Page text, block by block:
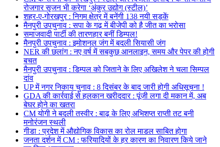
रोजगार सृजन भी करेगा ‘अंकुर उद्योग (स्टील)’
शहर-ए-गोरखपुर : निगम क्षेत्र में बनेंगी 138 नयी सड़कें
मैनपुरी उपचुनाव : सपा के गढ़ में बीजेपी को है जीत का भरोसा
समाजवादी पार्टी की तारणहार बनीं डिम्पल!
मैनपुरी उपचुनाव : इमोशनल जंग में बदली सियासी जंग
NER की छलांग : नए वर्ष में सबकुछ आनलाइन, समय और पेपर की होगी
बचत
मैनपुरी उपचुनाव : डिम्पल को जिताने के लिए अखिलेश ने चला सिम्पल
दांव
UP में नगर निकाय चुनाव : 8 दिसंबर के बाद जारी होगी अधिसूचना !
GDA की कार्रवाई से हलकान खरीददार : पूंजी लगा दी मकान में, अब
बेघर होने का खतरा
CM योगी ने बदली तस्वीर : बाढ़ के लिए अभिशप्त राप्ती तट बनी
मनोरंजन स्थली
गीडा : प्रदेश में औद्योगिक विकास का रोल माडल साबित होगा
जनता दर्शन में CM : फरियादियों के हर कारण का निवारण किये जाने